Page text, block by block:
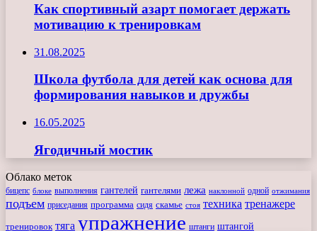
Как спортивный азарт помогает держать
мотивацию к тренировкам
31.08.2025
Школа футбола для детей как основа для
формирования навыков и дружбы
16.05.2025
Ягодичный мостик
Облако меток
бицепс блоке выполнения гантелей гантелями лежа наклонной одной отжимания
подъем приседания программа сидя скамье стоя техника тренажере
тренировок тяга упражнение штанги штангой